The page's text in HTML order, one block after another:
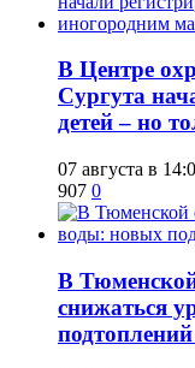
​В Центре
Сургута
детей – но
07 августа в
907 0
​В
снижаться